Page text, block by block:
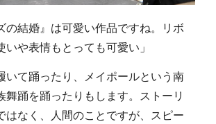
の結婚』は可愛い作品ですね。リボ
いや表情もとっても可愛い」
いて踊ったり、メイポールという南
舞踊を踊ったりもします。ストーリ
はなく、人間のことですが、スピー